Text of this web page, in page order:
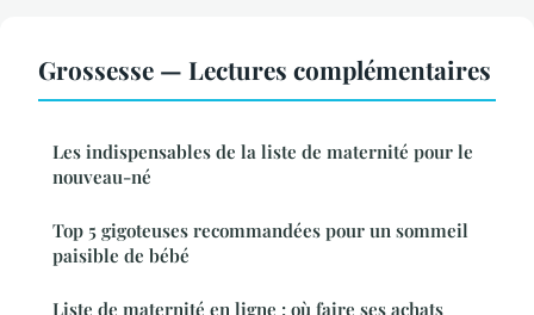
Grossesse — Lectures complémentaires
Les indispensables de la liste de maternité pour le
nouveau-né
Top 5 gigoteuses recommandées pour un sommeil
paisible de bébé
Liste de maternité en ligne : où faire ses achats